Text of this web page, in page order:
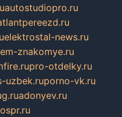
autostudiopro.ru
elektrostal-news.ru
znakomye.ru
pro-otdelky.ru
uzbek.ruporno-vk.ru
adonyev.ru